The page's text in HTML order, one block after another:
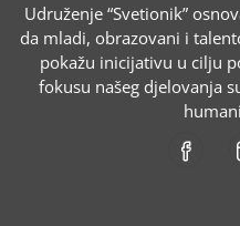
Udruženje “Svetionik”
da mladi, obrazovani i
pokažu inicijativu u cilju
fokusu našeg djelovanja